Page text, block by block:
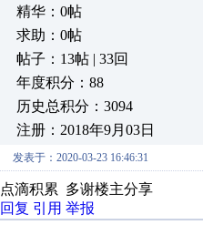
精华：0帖
求助：0帖
帖子：13帖 | 33回
年度积分：88
历史总积分：3094
注册：2018年9月03日
发表于：2020-03-23 16:46:31
点滴积累 多谢楼主分享
回复 引用 举报